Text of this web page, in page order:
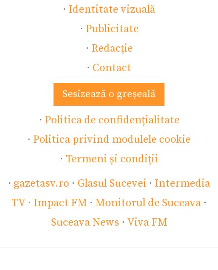
· Identitate vizuală
· Publicitate
· Redacție
· Contact
Sesizează o greșeală
· Politica de confidențialitate
· Politica privind modulele cookie
· Termeni și condiții
· gazetasv.ro · Glasul Sucevei · Intermedia
TV · Impact FM · Monitorul de Suceava ·
Suceava News · Viva FM